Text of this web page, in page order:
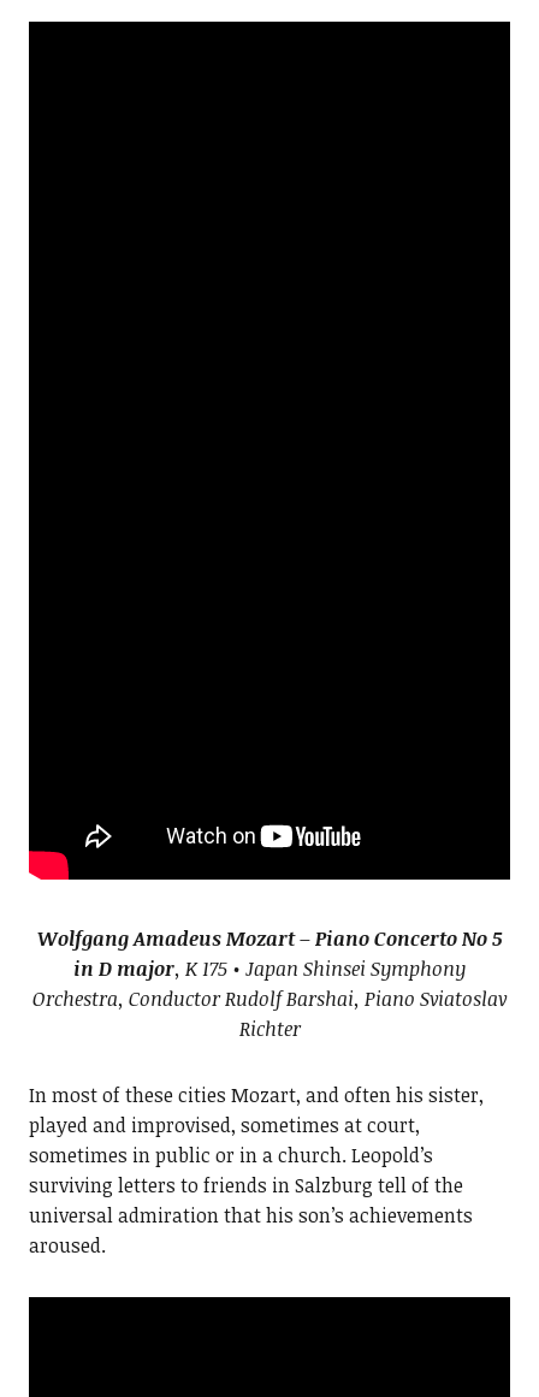
Wolfgang Amadeus Mozart – Piano Concerto No 5
in D major, K 175 • Japan Shinsei Symphony
Orchestra, Conductor Rudolf Barshai, Piano Sviatoslav
Richter
In most of these cities Mozart, and often his sister,
played and improvised, sometimes at court,
sometimes in public or in a church. Leopold’s
surviving letters to friends in Salzburg tell of the
universal admiration that his son’s achievements
aroused.